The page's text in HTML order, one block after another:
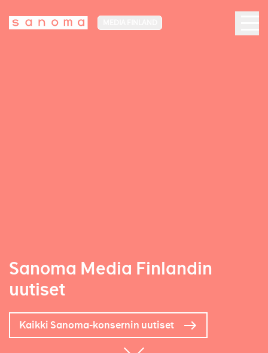
Sanoma Media Finlandin
uutiset
Kaikki Sanoma-konsernin uutiset